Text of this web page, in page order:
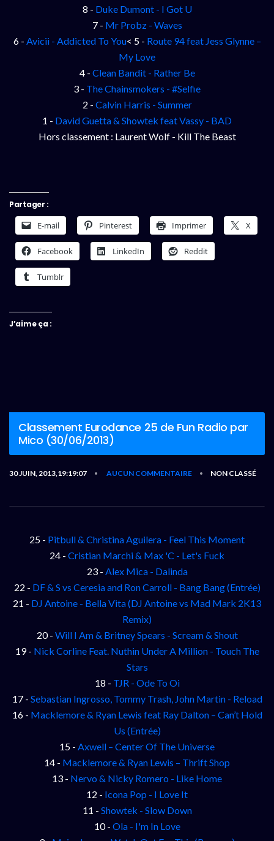
8 - Duke Dumont - I Got U
7 - Mr Probz - Waves
6 - Avicii - Addicted To You< 5 - Route 94 feat Jess Glynne –
My Love
4 - Clean Bandit - Rather Be
3 - The Chainsmokers - #Selfie
2 - Calvin Harris - Summer
1 - David Guetta & Showtek feat Vassy - BAD
Hors classement : Laurent Wolf - Kill The Beast
Partager :
E-mail Pinterest Imprimer X
Facebook LinkedIn Reddit
Tumblr
J’aime ça :
Classement Eurodance 25 de Fun Radio par
Mico (30/06/2013)
30 JUIN, 2013,19:19:07 • AUCUN COMMENTAIRE • NON CLASSÉ
25 - Pitbull & Christina Aguilera - Feel This Moment
24 - Cristian Marchi & Max 'C - Let's Fuck
23 - Alex Mica - Dalinda
22 - DF & S vs Ceresia and Ron Carroll - Bang Bang (Entrée)
21 - DJ Antoine - Bella Vita (DJ Antoine vs Mad Mark 2K13
Remix)
20 - Will I Am & Britney Spears - Scream & Shout
19 - Nick Corline Feat. Nuthin Under A Million - Touch The
Stars
18 - TJR - Ode To Oi
17 - Sebastian Ingrosso, Tommy Trash, John Martin - Reload
16 - Macklemore & Ryan Lewis feat Ray Dalton – Can’t Hold
Us (Entrée)
15 - Axwell – Center Of The Universe
14 - Macklemore & Ryan Lewis – Thrift Shop
13 - Nervo & Nicky Romero - Like Home
12 - Icona Pop - I Love It
11 - Showtek - Slow Down
10 - Ola - I'm In Love